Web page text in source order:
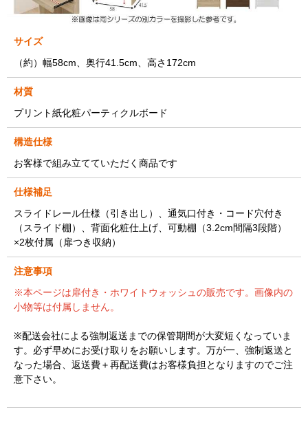
サイズ
（約）幅58cm、奥行41.5cm、高さ172cm
材質
プリント紙化粧パーティクルボード
構造仕様
お客様で組み立てていただく商品です
仕様補足
スライドレール仕様（引き出し）、通気口付き・コード穴付き
（スライド棚）、背面化粧仕上げ、可動棚（3.2cm間隔3段階）
×2枚付属（扉つき収納）
注意事項
※本ページは扉付き・ホワイトウォッシュの販売です。画像内の
小物等は付属しません。
※配送会社による強制返送までの保管期間が大変短くなっていま
す。必ず早めにお受け取りをお願いします。万が一、強制返送と
なった場合、返送費＋再配送費はお客様負担となりますのでご注
意下さい。